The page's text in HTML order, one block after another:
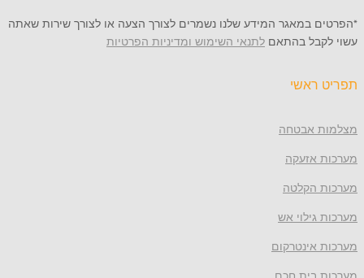
במאגר המידע שלנו נשמרים לצורך הצעה או לצורך שירות שאתה
בהתאם לתנאי השימוש ומדיניות הפרטיות
ראשי
אבטחה
אזעקה
הקלטה
אש
אינטרקום